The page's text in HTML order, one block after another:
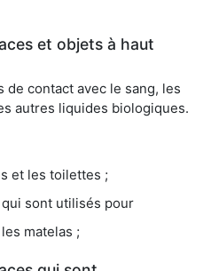
et objets à haut
de contact avec le sang, les
autres liquides biologiques.
et les toilettes ;
sont utilisés pour
matelas ;